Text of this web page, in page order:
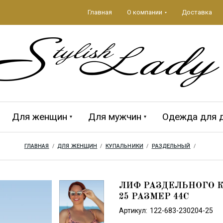
Главная О компании Доставка
Для женщин Для мужчин Одежда для
ГЛАВНАЯ
  /
ДЛЯ ЖЕНЩИН
  /
КУПАЛЬНИКИ
  /
РАЗДЕЛЬНЫЙ
  /
ЛИФ РАЗДЕЛЬНОГО
25 РАЗМЕР 44C
Артикул: 122-683-230204-25